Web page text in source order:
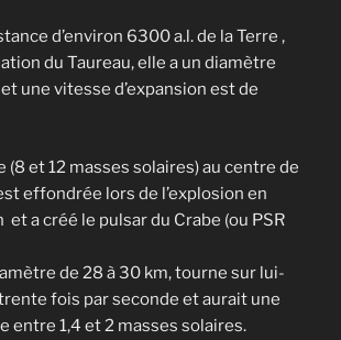
d’environ 6300 a.l. de la Terre ,
du Taureau, elle a un diamètre
et une vitesse d’expansion est de
(8 et 12 masses solaires) au centre de
effondrée lors de l’explosion en
a créé le pulsar du Crabe (ou PSR
de 28 à 30 km, tourne sur lui-
fois par seconde et aurait une
entre 1,4 et 2 masses solaires.